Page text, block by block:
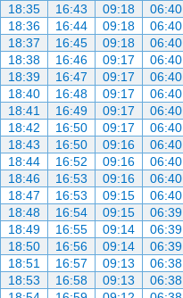
06:40
09:18
16:43
18:35
06:40
09:18
16:44
18:36
06:40
09:18
16:45
18:37
06:40
09:17
16:46
18:38
06:40
09:17
16:47
18:39
06:40
09:17
16:48
18:40
06:40
09:17
16:49
18:41
06:40
09:17
16:50
18:42
06:40
09:16
16:50
18:43
06:40
09:16
16:52
18:44
06:40
09:16
16:53
18:46
06:40
09:15
16:53
18:47
06:39
09:15
16:54
18:48
06:39
09:14
16:55
18:49
06:39
09:14
16:56
18:50
06:38
09:13
16:57
18:51
06:38
09:13
16:58
18:53